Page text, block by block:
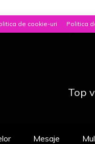
de cookie-uri Politica
Top
Mesaje